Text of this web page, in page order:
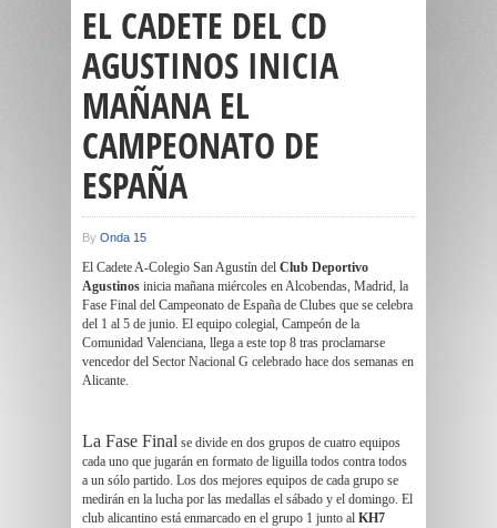
EL CADETE DEL CD
AGUSTINOS INICIA
MAÑANA EL
CAMPEONATO DE
ESPAÑA
By Onda 15
El Cadete A-Colegio San Agustín del Club Deportivo
Agustinos inicia mañana miércoles en Alcobendas, Madrid, la
Fase Final del Campeonato de España de Clubes que se celebra
del 1 al 5 de junio. El equipo colegial, Campeón de la
Comunidad Valenciana, llega a este top 8 tras proclamarse
vencedor del Sector Nacional G celebrado hace dos semanas en
Alicante.
La Fase Final se divide en dos grupos de cuatro equipos
cada uno que jugarán en formato de liguilla todos contra todos
a un sólo partido. Los dos mejores equipos de cada grupo se
medirán en la lucha por las medallas el sábado y el domingo. El
club alicantino está enmarcado en el grupo 1 junto al KH7